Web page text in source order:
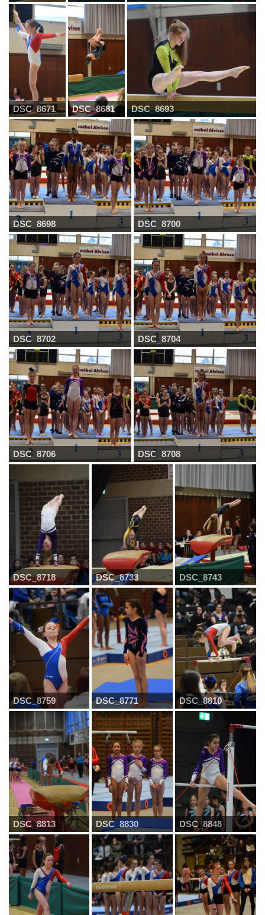
DSC_8671 DSC_8681 DSC_8693
DSC_8698 DSC_8700
DSC_8702 DSC_8704
DSC_8706 DSC_8708
DSC_8718 DSC_8733 DSC_8743
DSC_8759 DSC_8771 DSC_8810
DSC_8813 DSC_8830 DSC_8848